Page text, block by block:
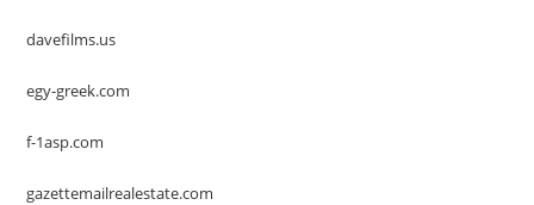
davefilms.us
egy-greek.com
f-1asp.com
gazettemailrealestate.com